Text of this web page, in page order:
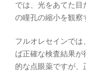
では、光をあてた目
の瞳孔の縮小を観察
フルオレセインで
ば正確な検査結果
的な点眼薬ですが